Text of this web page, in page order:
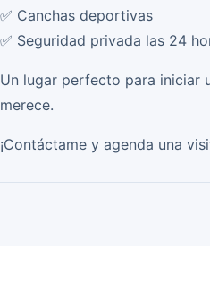
✅ Canchas deportivas
✅ Seguridad privada las 24
Un lugar perfecto para iniciar
merece.
¡Contáctame y agenda una